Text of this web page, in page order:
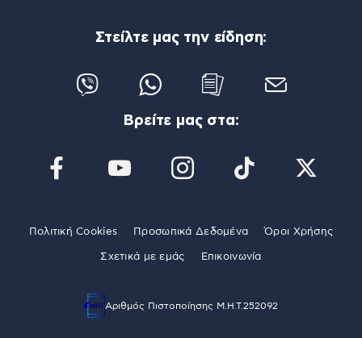
Στείλτε μας την είδηση:
Βρείτε μας στα:
Πολιτική Cookies Προσωπικά Δεδομένα Όροι Χρήσης
Σχετικά με εμάς Επικοινωνία
Αριθμός Πιστοποίησης Μ.Η.Τ.252092